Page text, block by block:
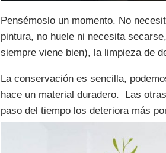
Pensémoslo un momento. No
pintura, no huele ni necesita
siempre viene bien), la limpieza de
La conservación es sencilla,
hace un material duradero. Las
paso del tiempo los deteriora más